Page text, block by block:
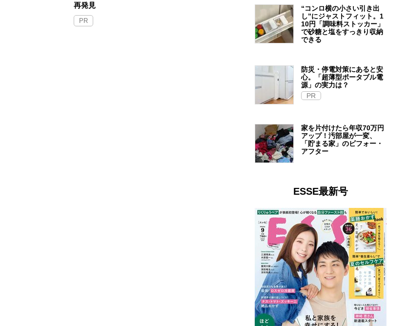
再発見
PR
“コンロ横の小さい引き出
し”にジャストフィット。1
10円「調味料ストッカー」
で砂糖と塩をすっきり収納
できる
防災・停電対策にあると安
心。「超薄型ポータブル電
源」の実力は？​
PR
家を片付けたら年収70万円
アップ！汚部屋が一変、
「貯まる家」のビフォー・
アフター
ESSE最新号